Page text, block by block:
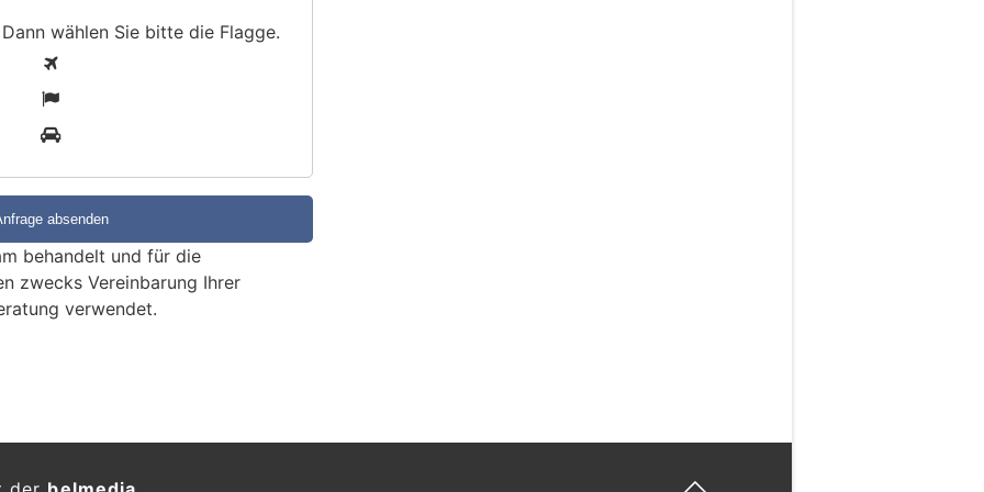
wählen Sie bitte die Flagge.
behandelt und für die
zwecks Vereinbarung Ihrer
verwendet.